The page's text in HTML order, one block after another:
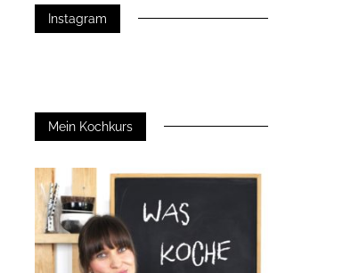
Instagram
Mein Kochkurs